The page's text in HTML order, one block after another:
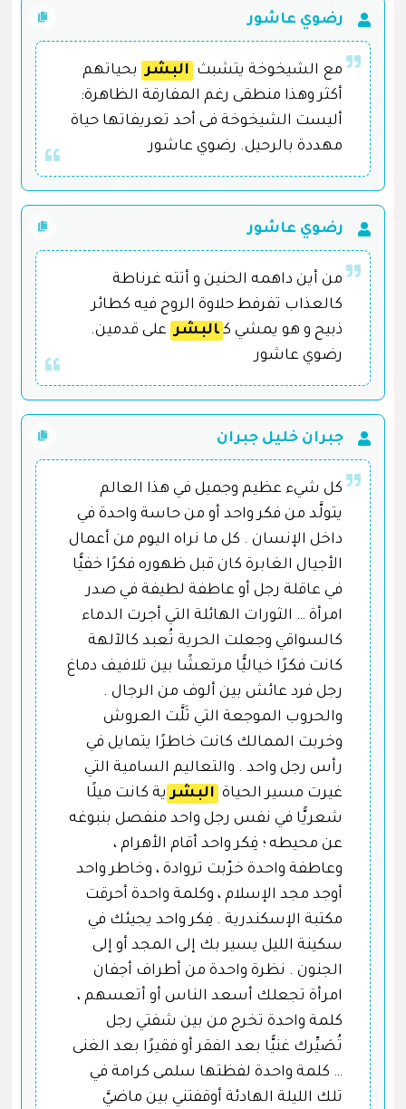
رضوي عاشور
مع الشيخوخة يتشبث البشر بحياتهم
أكثر وهذا منطقى رغم المفارقة الظاهرة:
أليست الشيخوخة فى أحد تعريفاتها حياة
مهددة بالرحيل. رضوي عاشور
رضوي عاشور
من أين داهمه الحنين و أتته غرناطة
كالعذاب تفرفط حلاوة الروح فيه كطائر
ذبيح و هو يمشي ك البشر على قدمين.
رضوي عاشور
جبران خليل جبران
كل شيء عظيم وجميل في هذا العالم
يتولَّد من فكر واحد أو من حاسة واحدة في
داخل الإنسان . كل ما نراه اليوم من أعمال
الأجيال الغابرة كان قبل ظهوره فكرًا خفيًّا
في عاقلة رجل أو عاطفة لطيفة في صدر
امرأة … الثورات الهائلة التي أجرت الدماء
كالسواقي وجعلت الحرية تُعبد كالآلهة
كانت فكرًا خياليًّا مرتعشًا بين تلافيف دماغ
رجل فرد عائش بين ألوف من الرجال .
والحروب الموجعة التي ثَلَّت العروش
وخربت الممالك كانت خاطرًا يتمايل في
رأس رجل واحد . والتعاليم السامية التي
غيرت مسير الحياة البشر ية كانت ميلًا
شعريًّا في نفس رجل واحد منفصل بنبوغه
عن محيطه ؛ فِكر واحد أقام الأهرام ،
وعاطفة واحدة خرّبت تروادة ، وخاطر واحد
أوجد مجد الإسلام ، وكلمة واحدة أحرقت
مكتبة الإسكندرية . فِكر واحد يجيئك في
سكينة الليل يسير بك إلى المجد أو إلى
الجنون . نظرة واحدة من أطراف أجفان
امرأة تجعلك أسعد الناس أو أتعسهم ،
كلمة واحدة تخرج من بين شفتي رجل
تُصَيِّرك غنيًّا بعد الفقر أو فقيرًا بعد الغنى
… كلمة واحدة لفظتها سلمى كرامة في
تلك الليلة الهادئة أوقفتني بين ماضيَّ